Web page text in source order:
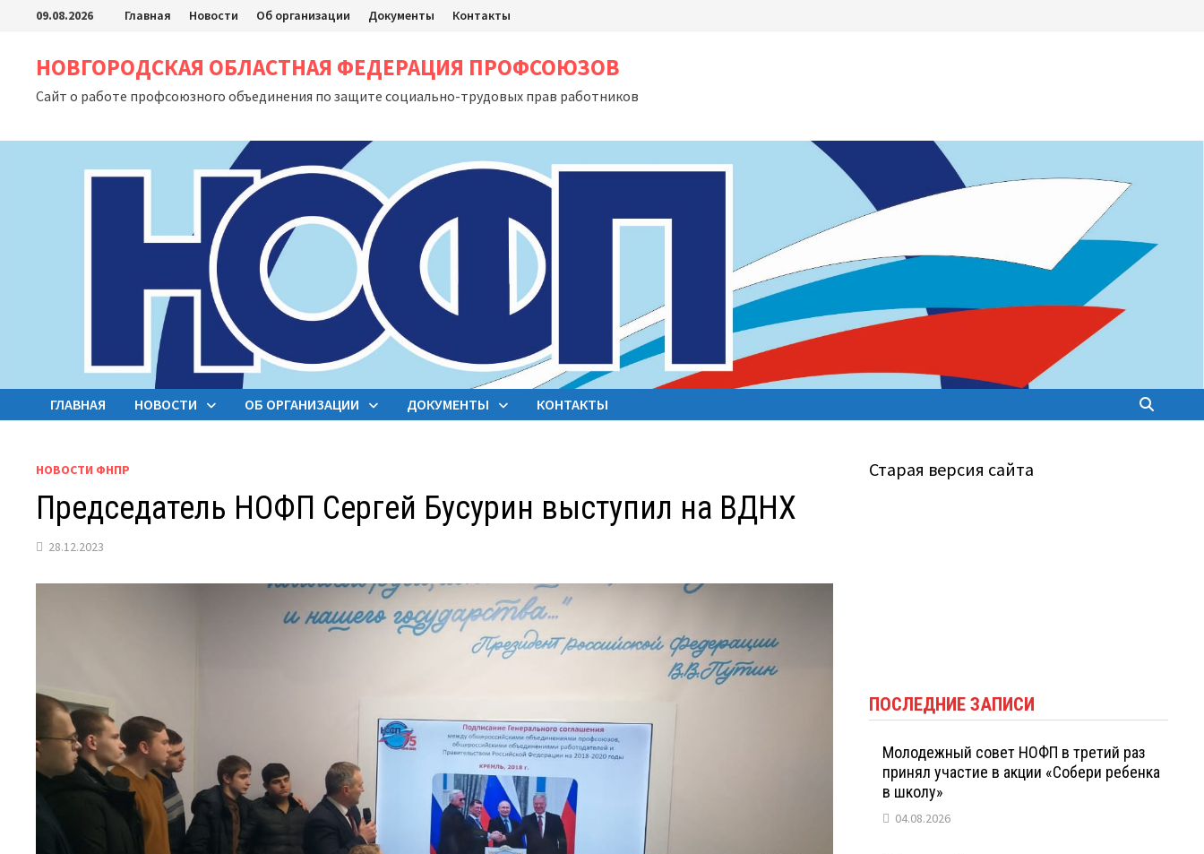
Перейти
содержимому
09.08.2026 Главная Новости Об организации Документы Контакты
НОВГОРОДСКАЯ ОБЛАСТНАЯ ФЕДЕРАЦИЯ ПРОФСОЮЗОВ
Сайт о работе профсоюзного объединения по защите социально-трудовых прав работников
ГЛАВНАЯ НОВОСТИ ОБ ОРГАНИЗАЦИИ ДОКУМЕНТЫ КОНТАКТЫ
НОВОСТИ ФНПР
Председатель НОФП Сергей Бусурин выступил на ВДНХ
28.12.2023
Старая версия сайта
ПОСЛЕДНИЕ ЗАПИСИ
Молодежный совет НОФП в третий раз
принял участие в акции «Собери ребенка
в школу»
04.08.2026